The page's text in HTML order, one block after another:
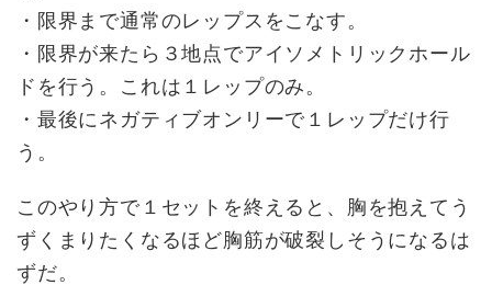
・限界まで通常のレップスをこなす。
・限界が来たら３地点でアイソメトリックホール
ドを行う。これは１レップのみ。
・最後にネガティブオンリーで１レップだけ行
う。
このやり方で１セットを終えると、胸を抱えてう
ずくまりたくなるほど胸筋が破裂しそうになるは
ずだ。